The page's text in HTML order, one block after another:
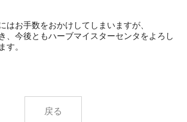
はお手数をおかけしてしまいますが、
、今後ともハーブマイスターセンタをよろし
す。
戻る